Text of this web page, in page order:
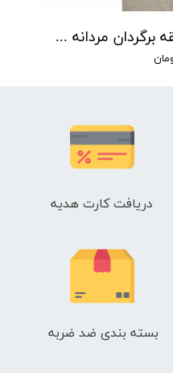
پولوشرت آستین کوتاه یقه برگردان مردانه لیورجی مدل P00382
دریافت کارت هدیه
بسته بندی ضد ضربه